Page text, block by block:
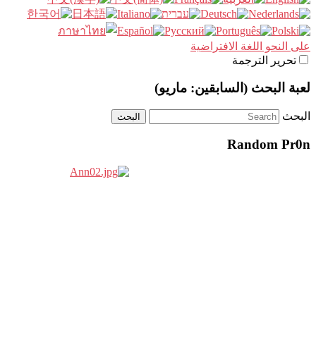
على النحو اللغة الافتراضية
تحرير الترجمة
لعبة البحث (السابقين: ماريو)
البحث
Random Pr0n